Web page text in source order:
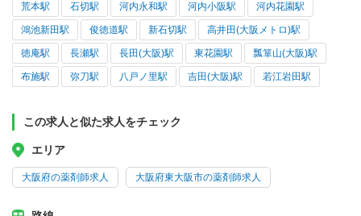
荒本駅 石切駅 河内永和駅 河内小阪駅 河内花園駅
鴻池新田駅 俊徳道駅 新石切駅 高井田(大阪メトロ)駅
徳庵駅 長瀬駅 長田(大阪)駅 東花園駅 瓢箪山(大阪)駅
布施駅 弥刀駅 八戸ノ里駅 吉田(大阪)駅 若江岩田駅
この求人と似た求人をチェック
エリア
大阪府の薬剤師求人 大阪府東大阪市の薬剤師求人